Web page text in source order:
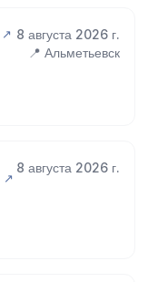
8 августа 2026 г.
📍 Альметьевск
8 августа 2026 г.